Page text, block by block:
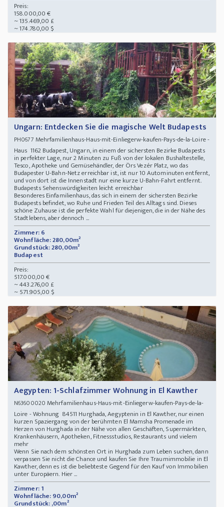
Preis:
158.000,00 €
~ 135.469,00 £
~ 174.780,00 $
Ungarn: Entdecken Sie die magische Welt Budapests
PH0677 Mehrfamilienhaus-Haus-mit-Einliegerw-kaufen-Pays-de-la-Loire -
Haus 1162 Budapest, Ungarn, in einem der sichersten Bezirke Budapests
in perfekter Lage, nur 2 Minuten zu Fuß von der lokalen Bushaltestelle,
Tesco, Apotheke und Gemüsehändler, der Örs Vezér Platz, wo das
Budapester U-Bahn-Netz erreichbar ist, ist nur 10 Autominuten entfernt,
und von dort ist die Innenstadt nur eine kurze U-Bahn-Fahrt entfernt.
Budapests Sehenswürdigkeiten leicht erreichbar
Besonderes Einfamilienhaus, das sich in einem der sichersten Bezirke
Budapests befindet, wo Ruhe und Frieden Teil des Alltags sind. Dieses
schöne Zuhause ist die perfekte Wahl für diejenigen, die in der Nähe des
Stadtlebens, aber dennoch ...
Zimmer: 6
Wohnfläche: 280,00m²
Grundstück: 280,00m²
Budapest
Preis:
517.000,00 €
~ 443.276,00 £
~ 571.905,00 $
Aegypten: 1-Schlafzimmer Wohnung in El Kawther
N63600020 Mehrfamilienhaus-Haus-mit-Einliegerw-kaufen-Pays-de-la-
Loire - Wohnung 84511 Hurghada, Aegyptenin in El Kawther, nur einen
kurzen Spaziergang von der berühmten El Mamsha Promenade im
Herzen von Hurghada in der Nähe von allen Geschäften, Supermärkten,
Krankenhäusern, Apotheken, Fitnessstudios, Restaurants und vielem
mehr
Wenn Sie nach dem schönsten Ort in Hurghada zum Leben suchen, dann
verpassen Sie nicht die Chance und kaufen Sie Ihre Traumimmobilie in El
Kawther, denn es ist die beliebteste Gegend für den Kauf von Immobilien
unter Europäern. Hier ...
Zimmer: 1
Wohnfläche: 90,00m²
Grundstück: ,00m²